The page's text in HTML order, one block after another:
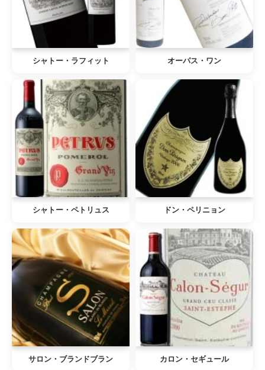
シャトー・ラフィット オーパス・ワン
シャトー・ペトリュス ドン・ペリニョン
サロン・ブランドブラン カロン・セギュール